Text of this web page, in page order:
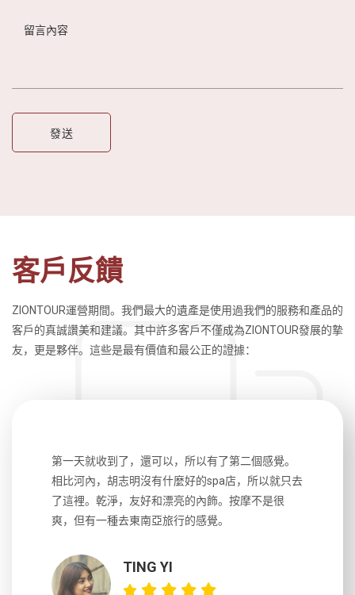
客戶反饋
ZIONTOUR運營期間。我們最大的遺產是使用過我們的服務和產品的
客戶的真誠讚美和建議。其中許多客戶不僅成為ZIONTOUR發展的摯
友，更是夥伴。這些是最有價值和最公正的證據：
第一天就收到了，還可以，所以有了第二個感覺。
相比河內，胡志明沒有什麼好的spa店，所以就只去
了這裡。乾淨，友好和漂亮的內飾。按摩不是很
爽，但有一種去東南亞旅行的感覺。
TING YI